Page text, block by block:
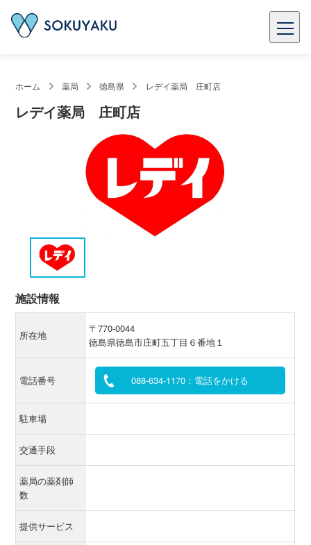
ホーム 薬局 徳島県 レデイ薬局 庄町店
レデイ薬局 庄町店
施設情報
所在地
〒770-0044
徳島県徳島市庄町五丁目６番地１
電話番号 088-634-1170：電話をかける
駐車場
交通手段
薬局の薬剤師
数
提供サービス